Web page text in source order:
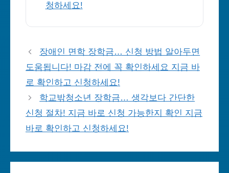
청하세요!
장애인 면학 장학금… 신청 방법 알아두면
도움됩니다! 마감 전에 꼭 확인하세요 지금 바
로 확인하고 신청하세요!
학교밖청소년 장학금… 생각보다 간단한
신청 절차! 지금 바로 신청 가능한지 확인 지금
바로 확인하고 신청하세요!